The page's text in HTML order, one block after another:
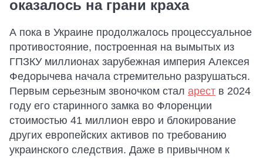
оказалось на грани краха
А пока в Украине продолжалось процессуальное
противостояние, построенная на вымытых из
ГПЗКУ миллионах зарубежная империя Алексея
Федорычева начала стремительно разрушаться.
Первым серьезным звоночком стал арест в 2024
году его старинного замка во Флоренции
стоимостью 41 миллион евро и блокирование
других европейских активов по требованию
украинского следствия. Даже в привычном к